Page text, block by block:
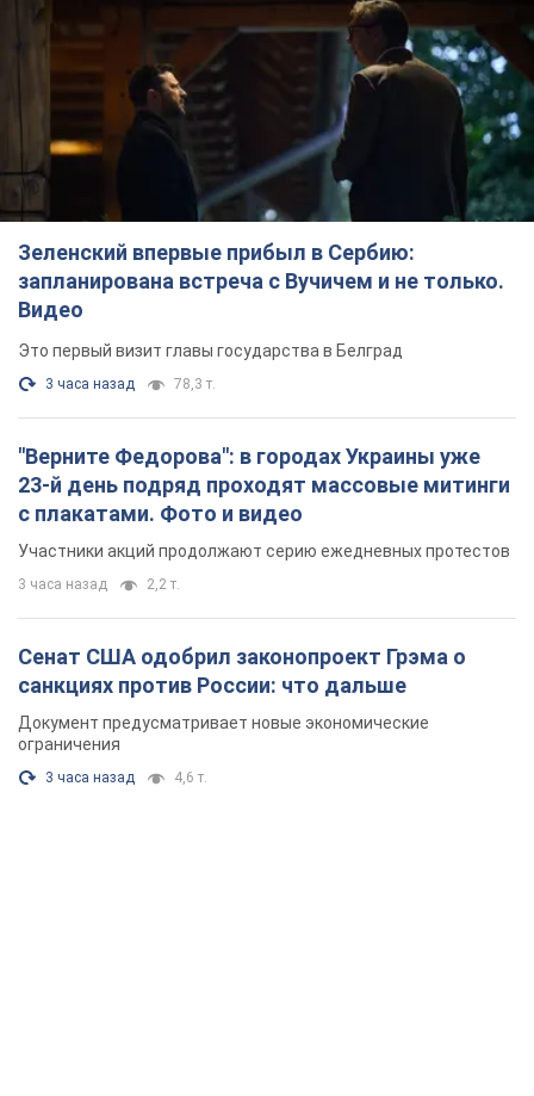
Зеленский впервые прибыл в Сербию:
запланирована встреча с Вучичем и не только.
Видео
Это первый визит главы государства в Белград
3 часа назад 78,3 т.
"Верните Федорова": в городах Украины уже
23-й день подряд проходят массовые митинги
с плакатами. Фото и видео
Участники акций продолжают серию ежедневных протестов
3 часа назад 2,2 т.
Сенат США одобрил законопроект Грэма о
санкциях против России: что дальше
Документ предусматривает новые экономические
ограничения
3 часа назад 4,6 т.